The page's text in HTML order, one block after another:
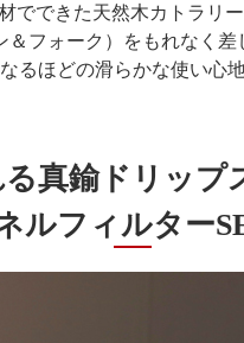
でできた天然木カトラリー
＆フォーク）をもれなく差
るほどの滑らかな使い心
真鍮ドリップ
ルフィルター